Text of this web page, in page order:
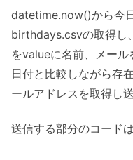
datetime.now()から今
birthdays.csvの取得し
をvalueに名前、メー
日付と比較しながら存
ールアドレスを取得し
送信する部分のコードは